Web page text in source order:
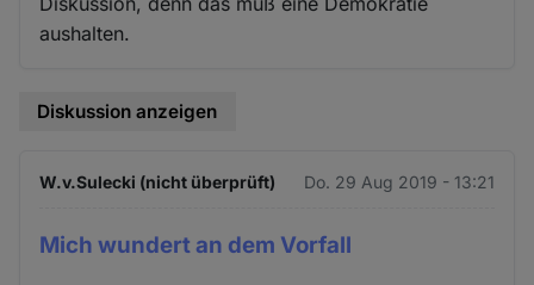
aushalten.
Diskussion anzeigen
W.v.Sulecki (nicht überprüft) Do. 29 Aug 2019 - 13:21
Mich wundert an dem Vorfall